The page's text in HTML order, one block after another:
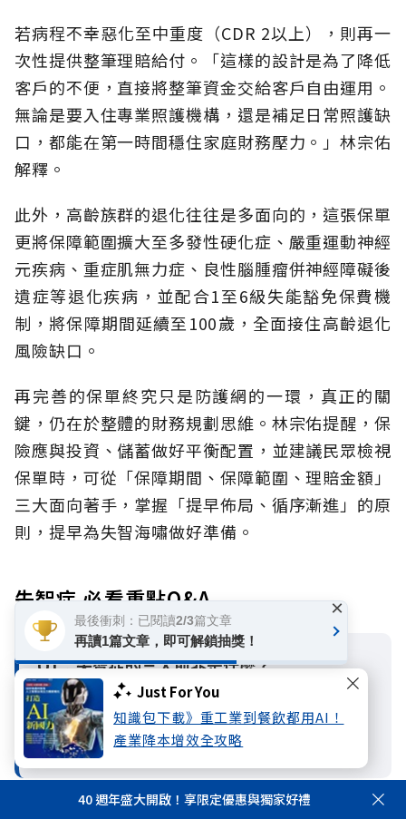
Just For You
知識包下載》重工業到餐飲都用AI！
產業降本增效全攻略
若病程不幸惡化至中重度（CDR 2以上），則再一
次性提供整筆理賠給付。「這樣的設計是為了降低
客戶的不便，直接將整筆資金交給客戶自由運用。
無論是要入住專業照護機構，還是補足日常照護缺
口，都能在第一時間穩住家庭財務壓力。」林宗佑
解釋。
此外，高齡族群的退化往往是多面向的，這張保單
更將保障範圍擴大至多發性硬化症、嚴重運動神經
元疾病、重症肌無力症、良性腦腫瘤併神經障礙後
遺症等退化疾病，並配合1至6級失能豁免保費機
制，將保障期間延續至100歲，全面接住高齡退化
風險缺口。
再完善的保單終究只是防護網的一環，真正的關
鍵，仍在於整體的財務規劃思維。 林宗佑提醒，保
險應與投資、儲蓄做好平衡配置，並建議民眾檢視
保單時，可從「保障期間、保障範圍、理賠金額」
三大面向著手，掌握「提早佈局、循序漸進」的原
則，提早為失智海嘯做好準備。
失智症 必看重點Q&A
Q1：失智症的三大前兆是什麼？
A：失智症的三大前兆包括缺乏病識感、方向
感衰退或反覆詢問，以及漸漸無法勝任原本熟
悉的事物。
40 週年盛大開啟！享限定優惠與獨家好禮
最後衝刺：已閱讀2/3篇文章
再讀1篇文章，即可解鎖抽獎！
×